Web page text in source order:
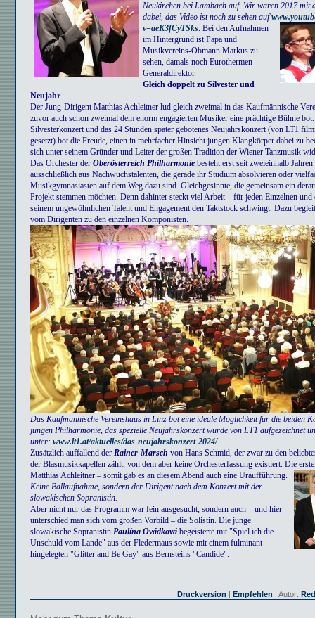
Neukirchen bei Lambach auf. Wir waren 2017 mit
dabei, das Video ist noch zu sehen auf
v=aeK3fCyTSks. Bei den Aufnahmen
im Hintergrund ist Papa und
Musikvereins-Obmann Markus zu
sehen, damals noch Eurothermen-
Generaldirektor.
Gleich doppelt zu Silvester und
Neujahr
Der Jung-Dirigent Matthias Achleitner lud gleich zweimal in das Kaufmännische
zuvor auch schon zweimal dem enorm engagierten Musiker eine prächtige Bühne
Silvesterkonzert und das 24 Stunden später gebotenes Neujahrskonzert (von LT1
gesetzt) bot die Freude, einen in mehrfacher Hinsicht jungen Klangkörper dabei zu
sich unter seinem Gründer und Leiter der großen Tradition der Wiener Tanzmusik
Das Orchester der Oberösterreich Philharmonie besteht erst seit zweieinhalb
ausschließlich aus Nachwuchstalenten, die gerade ihr Studium absolvieren oder
Musikgymnasiasten auf dem Weg dazu sind. Gleichgesinnte, die gemeinsam ein
Projekt stemmen möchten. Denn dahinter steckt viel Arbeit – für jeden Einzelnen und
seinem ungewöhnlichen Talent und Engagement den Taktstock schwingt. Dazu
vom Dirigenten zu den einzelnen Komponisten.
Das Kaufmännische Vereinshaus in Linz bot eine ideale Möglichkeit für die beiden
jungen Philharmonie, das spezielle Neujahrskonzert wurde von LT1 aufgezeichnet
unter: www.lt1.at/aktuelles/das-neujahrskonzert-2024/
Zusätzlich auffallend der Rainer-Marsch von Hans Schmid, der zwar zu den
der Blasmusikkapellen zählt, von dem aber keine Orchesterfassung existiert. Die
Matthias Achleitner – somit gab es an diesem Abend auch eine Uraufführung.
Keine Ballaufnahme, sondern der Dirigent nach dem Konzert mit der
slowakischen Sopranistin.
Aber nicht nur das Programm war fein ausgesucht, sondern auch – und hier
unterschied man sich vom großen Vorbild – die Solistin. Die junge
slowakische Sopranistin Paulína Ovádková begeisterte mit "Spiel ich die
Unschuld vom Lande" aus der Fledermaus sowie mit einem fulminant
hingelegten "Glitter and Be Gay" aus Bernsteins "Candide".
Druckversion | Empfehlen | Autor: